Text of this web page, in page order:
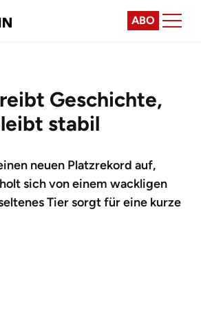
ABO
Geschichte,
stabil
neuen Platzrekord auf,
sich von einem wackligen
Tier sorgt für eine kurze